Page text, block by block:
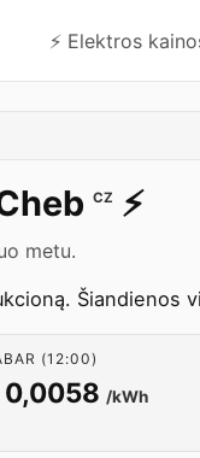
⚡️ Elektros
CZ ⚡️
metu.
Šiandienos
(12:00)
0,0058 /kWh